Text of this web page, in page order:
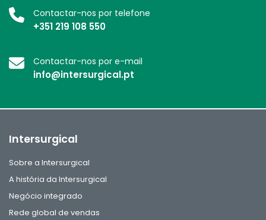
Contactar-nos por telefone
+351 219 108 550
Contactar-nos por e-mail
info@intersurgical.pt
Intersurgical
Sobre a Intersurgical
A história da Intersurgical
Negócio integrado
Rede global de vendas